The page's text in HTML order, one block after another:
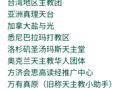
亚洲真理天台
加拿大盐与光
悉尼巴拉玛打教区
洛杉矶圣汤玛斯天主堂
奥克兰天主教华人团体
方济会思高读经推广中心
万有真原（旧称天主教小助手）